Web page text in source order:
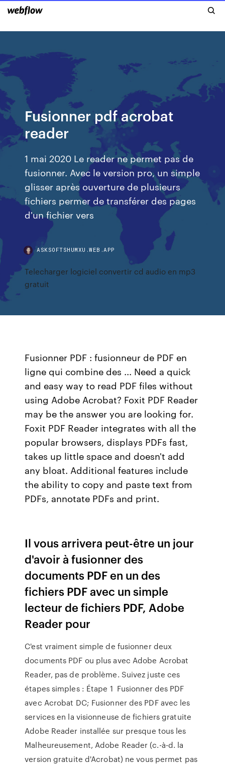
Fusionner pdf acrobat
reader
1 mai 2020 Le reader ne permet pas de
fusionner. Avec le version pro, un simple
glisser après ouverture de plusieurs
fichiers permer de transférer des pages
d'un fichier vers
ASKSOFTSHUMXU.WEB.APP
Telecharger logiciel convertir cd audio en mp3
gratuit
Fusionner PDF : fusionneur de PDF en
ligne qui combine des ... Need a quick
and easy way to read PDF files without
using Adobe Acrobat? Foxit PDF Reader
may be the answer you are looking for.
Foxit PDF Reader integrates with all the
popular browsers, displays PDFs fast,
takes up little space and doesn't add
any bloat. Additional features include
the ability to copy and paste text from
PDFs, annotate PDFs and print.
Il vous arrivera peut-être un jour
d'avoir à fusionner des
documents PDF en un des
fichiers PDF avec un simple
lecteur de fichiers PDF, Adobe
Reader pour
C'est vraiment simple de fusionner deux
documents PDF ou plus avec Adobe Acrobat
Reader, pas de problème. Suivez juste ces
étapes simples : Étape 1 Fusionner des PDF
avec Acrobat DC; Fusionner des PDF avec les
services en la visionneuse de fichiers gratuite
Adobe Reader installée sur presque tous les
Malheureusement, Adobe Reader (c.-à-d. la
version gratuite d'Acrobat) ne vous permet pas